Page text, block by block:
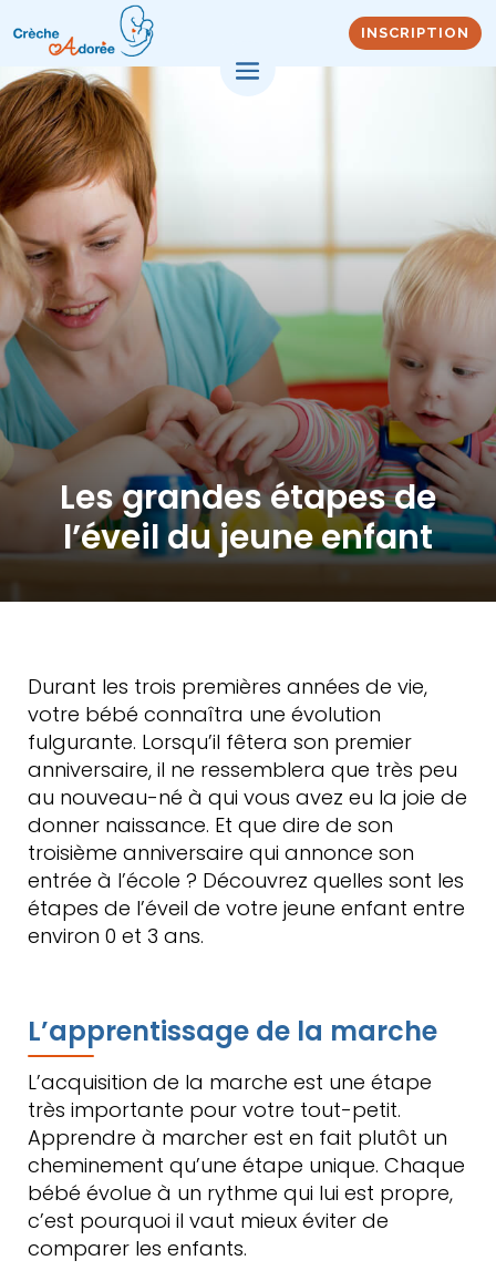
INSCRIPTION
Les grandes étapes de
l’éveil du jeune enfant
Durant les trois premières années de vie,
votre bébé connaîtra une évolution
fulgurante. Lorsqu’il fêtera son premier
anniversaire, il ne ressemblera que très peu
au nouveau-né à qui vous avez eu la joie de
donner naissance. Et que dire de son
troisième anniversaire qui annonce son
entrée à l’école ? Découvrez quelles sont les
étapes de l’éveil de votre jeune enfant entre
environ 0 et 3 ans.
L’apprentissage de la marche
L’acquisition de la marche est une étape
très importante pour votre tout-petit.
Apprendre à marcher est en fait plutôt un
cheminement qu’une étape unique. Chaque
bébé évolue à un rythme qui lui est propre,
c’est pourquoi il vaut mieux éviter de
comparer les enfants.